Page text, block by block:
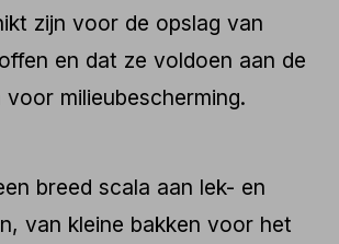
zijn voor de opslag van
en dat ze voldoen aan de
milieubescherming.
breed scala aan lek- en
van kleine bakken voor het